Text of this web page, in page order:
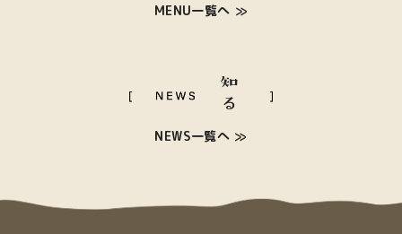
MENU一覧へ
NEWS一覧へ